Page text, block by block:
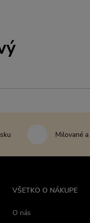
Milované
VŠETKO O NÁKUPE
O nás